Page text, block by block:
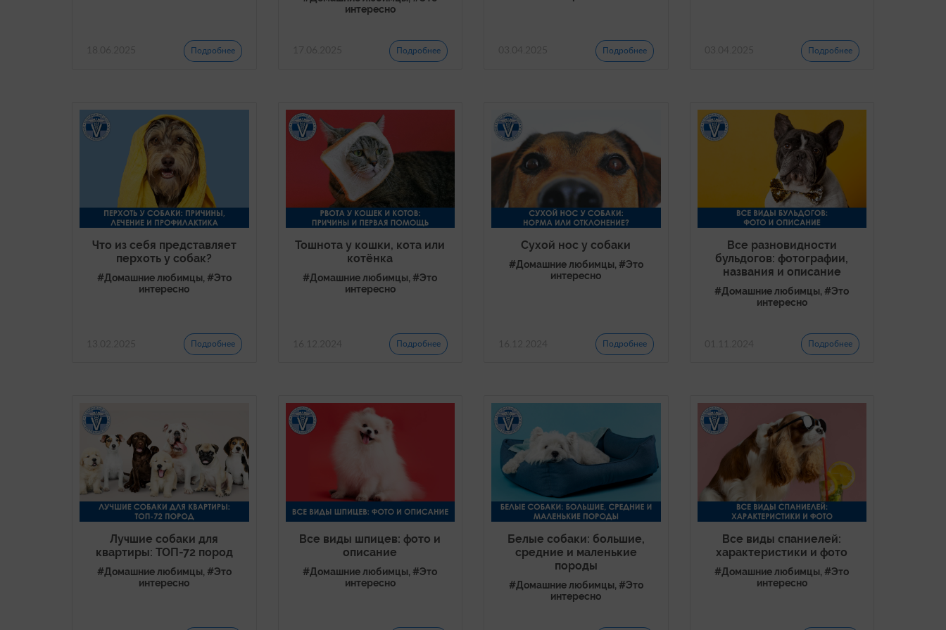
Подробнее
интересно
Подробнее Подробнее Подробнее
Что из себя представляет
перхоть у собак?
#Домашние любимцы, #Это
интересно
Подробнее
Тошнота у кошки, кота или
котёнка
#Домашние любимцы, #Это
интересно
Подробнее
Сухой нос у собаки
#Домашние любимцы, #Это
интересно
Подробнее
Все разновидности
бульдогов: фотографии,
названия и описание
#Домашние любимцы, #Это
интересно
Подробнее
Лучшие собаки для
квартиры: ТОП-72 пород
#Домашние любимцы, #Это
интересно
Все виды шпицев: фото и
описание
#Домашние любимцы, #Это
интересно
Белые собаки: большие,
средние и маленькие
породы
#Домашние любимцы, #Это
интересно
Все виды спаниелей:
характеристики и фото
#Домашние любимцы, #Это
интересно